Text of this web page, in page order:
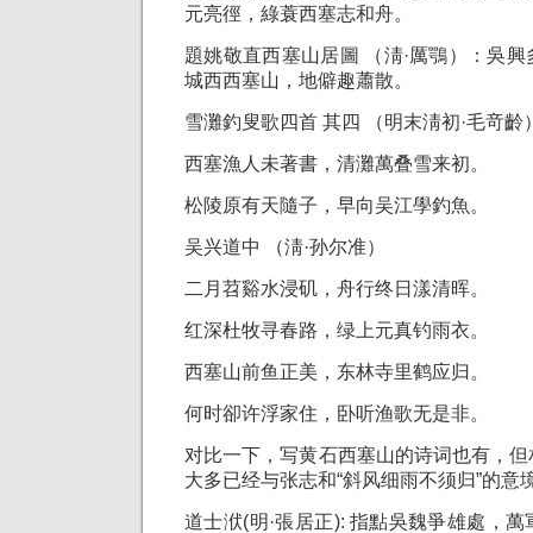
元亮徑，綠蓑西塞志和舟。
題姚敬直西塞山居圖 （淸·厲鶚）：吳
城西西塞山，地僻趣蕭散。
雪灘釣叟歌四首 其四 （明末淸初·毛竒齡
西塞漁人未著書，清灘萬叠雪来初。
松陵原有天隨子，早向吴江學釣魚。
吴兴道中 （淸·孙尔准）
二月苕谿水浸矶，舟行终日漾清晖。
红深杜牧寻春路，绿上元真钓雨衣。
西塞山前鱼正美，东林寺里鹤应归。
何时卻许浮家住，卧听渔歌无是非。
对比一下，写黄石西塞山的诗词也有，
大多已经与张志和“斜风细雨不须归”的意
道士洑(明·張居正): 指點吳魏爭雄處，